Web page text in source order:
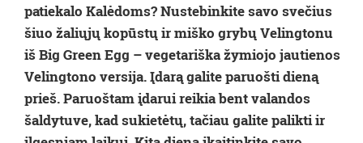
patiekalo Kalėdoms? Nustebinkite savo svečius
šiuo žaliųjų kopūstų ir miško grybų Velingtonu
iš Big Green Egg – vegetariška žymiojo jautienos
Velingtono versija. Įdarą galite paruošti dieną
prieš. Paruoštamįdaruireikia bent valandos
šaldytuve, kad sukietėtų, tačiau galite palikti ir